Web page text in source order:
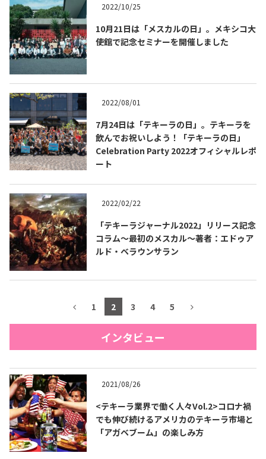
2022/10/25
10月21日は「メスカルの日」。メキシコ大
使館で記念セミナーを開催しました
2022/08/01
7月24日は「テキーラの日」。テキーラを
飲んでお祝いしよう！「テキーラの日」
Celebration Party 2022オフィシャルレポ
ート
2022/02/22
「テキーラジャーナル2022」リリース記念
コラム～最初のメスカル～著者：エドゥア
ルド・ベラウンサラン
1 2 3 4 5
インタビュー
2021/08/26
<テキーラ業界で働く人々Vol.2>コロナ禍
でも伸び続けるアメリカのテキーラ市場と
「アガベブーム」の楽しみ方